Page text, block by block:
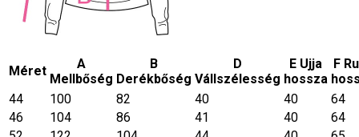
Méret
A
Mellbőség
B
Derékbőség
D
Vállszélesség
E Ujja
hossza
F
44
100 82 40 40
64
46
104 86 41 40
64